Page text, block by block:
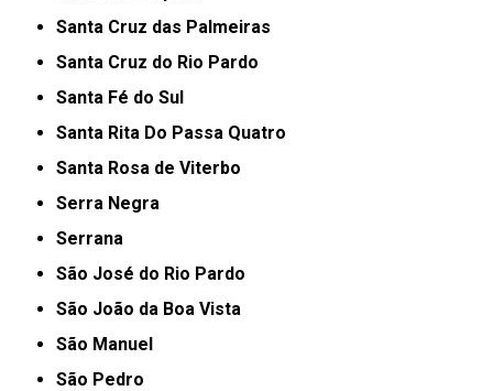
Santa Cruz das Palmeiras
Santa Cruz do Rio Pardo
Santa Fé do Sul
Santa Rita Do Passa Quatro
Santa Rosa de Viterbo
Serra Negra
Serrana
São José do Rio Pardo
São João da Boa Vista
São Manuel
São Pedro